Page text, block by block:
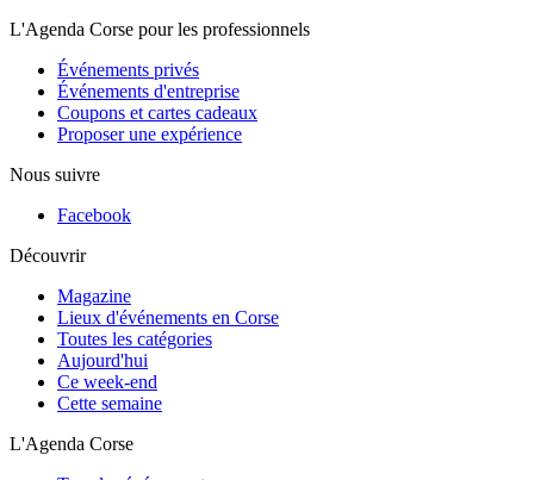
L'Agenda Corse pour les professionnels
Événements privés
Événements d'entreprise
Coupons et cartes cadeaux
Proposer une expérience
Nous suivre
Facebook
Découvrir
Magazine
Lieux d'événements en Corse
Toutes les catégories
Aujourd'hui
Ce week-end
Cette semaine
L'Agenda Corse